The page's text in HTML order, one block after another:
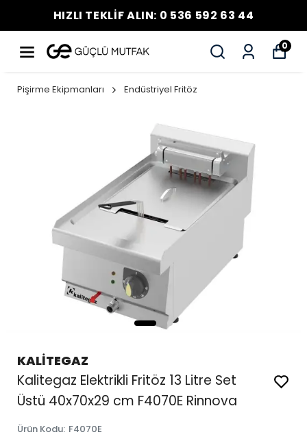
HIZLI TEKLİF ALIN: 0 536 592 63 44
0
Pişirme Ekipmanları Endüstriyel Fritöz
KALİTEGAZ
Kalitegaz Elektrikli Fritöz 13 Litre Set
Üstü 40x70x29 cm F4070E Rinnova
Ürün Kodu: F4070E